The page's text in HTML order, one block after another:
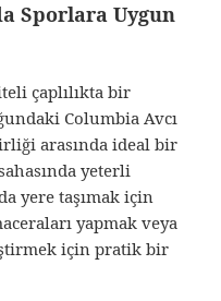
Sporlara Uygun
çaplılıkta bir
Columbia Avcı
arasında ideal bir
yeterli
yere taşımak için
yapmak veya
için pratik bir